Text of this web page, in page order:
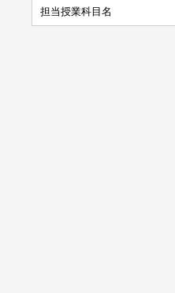
担当授業科目名